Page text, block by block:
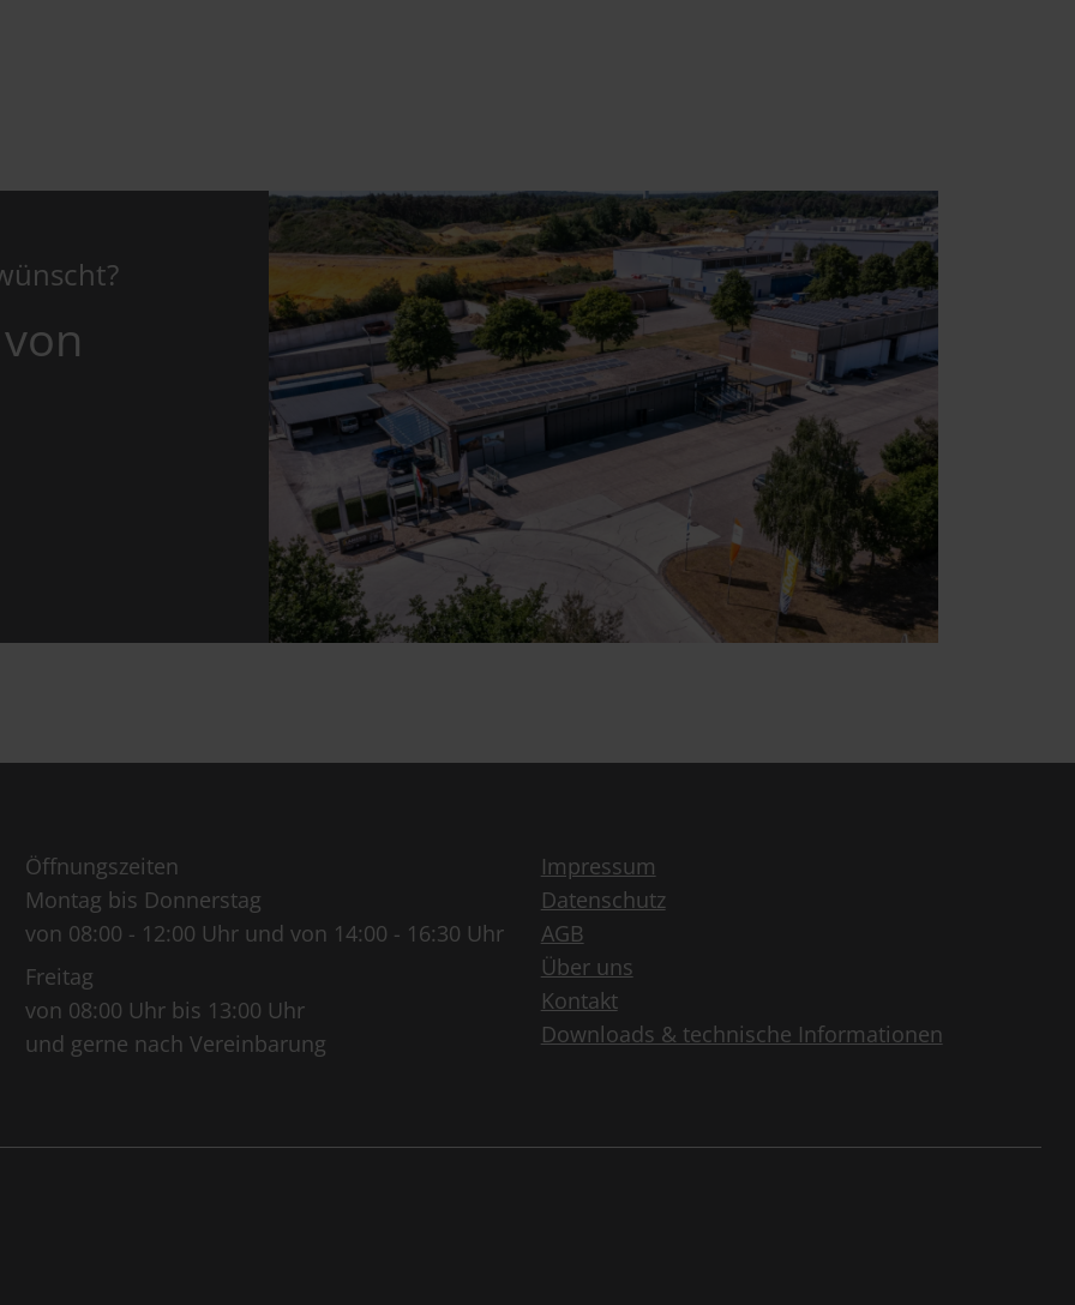
Öffnungszeiten
Montag bis Donnerstag
von 08:00 - 12:00 Uhr und von 14:00 - 16:30 Uhr
Freitag
von 08:00 Uhr bis 13:00 Uhr
und gerne nach Vereinbarung
Impressum
Datenschutz
AGB
Über uns
Kontakt
Downloads & technische Informationen